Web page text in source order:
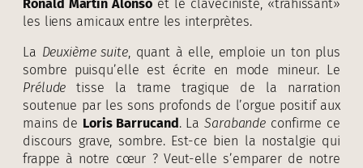
Ronald Martin Alonsoet le claveciniste, «trahissant»
les liens amicaux entre les interprètes.
La Deuxième suite, quant à elle, emploie un ton plus
sombre puisqu’elle est écrite en mode mineur. Le
Prélude tisse la trame tragique de la narration
soutenue par les sons profonds de l’orgue positif aux
mains de Loris Barrucand. LaSarabande confirme ce
discours grave, sombre. Est-ce bien la nostalgie qui
frappe à notre cœur ? Veut-elle s’emparer de notre